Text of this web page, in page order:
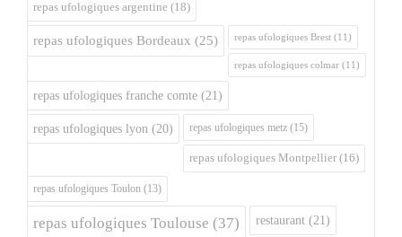
repas ufologiques argentine (18)
repas ufologiques Bordeaux (25) repas ufologiques Brest (11)
repas ufologiques colmar (11)
repas ufologiques franche comte (21)
repas ufologiques lyon (20) repas ufologiques metz (15)
repas ufologiques Montpellier (16)
repas ufologiques Toulon (13)
repas ufologiques Toulouse (37) restaurant (21)